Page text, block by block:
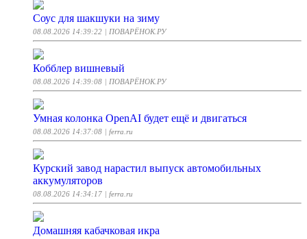
Соус для шакшуки на зиму
08.08.2026 14:39:22 | ПОВАРЁНОК.РУ
Кобблер вишневый
08.08.2026 14:39:08 | ПОВАРЁНОК.РУ
Умная колонка OpenAI будет ещё и двигаться
08.08.2026 14:37:08 | ferra.ru
Курский завод нарастил выпуск автомобильных
аккумуляторов
08.08.2026 14:34:17 | ferra.ru
Домашняя кабачковая икра